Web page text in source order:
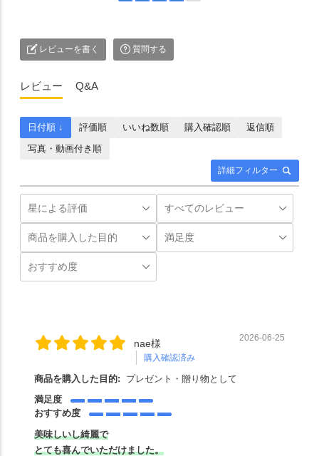
レビューを書く 質問する
レビュー Q&A
詳細フィルター
日付順 ↓ 評価順 いいね数順 購入確認順
返信順
写真・動画付き順
nae様
購入確認済み
2026-06-25
商品を購入した目的:
プレゼント・贈り物として
満足度
おすすめ度
美味しいし綺麗で
とても喜んでいただけました。